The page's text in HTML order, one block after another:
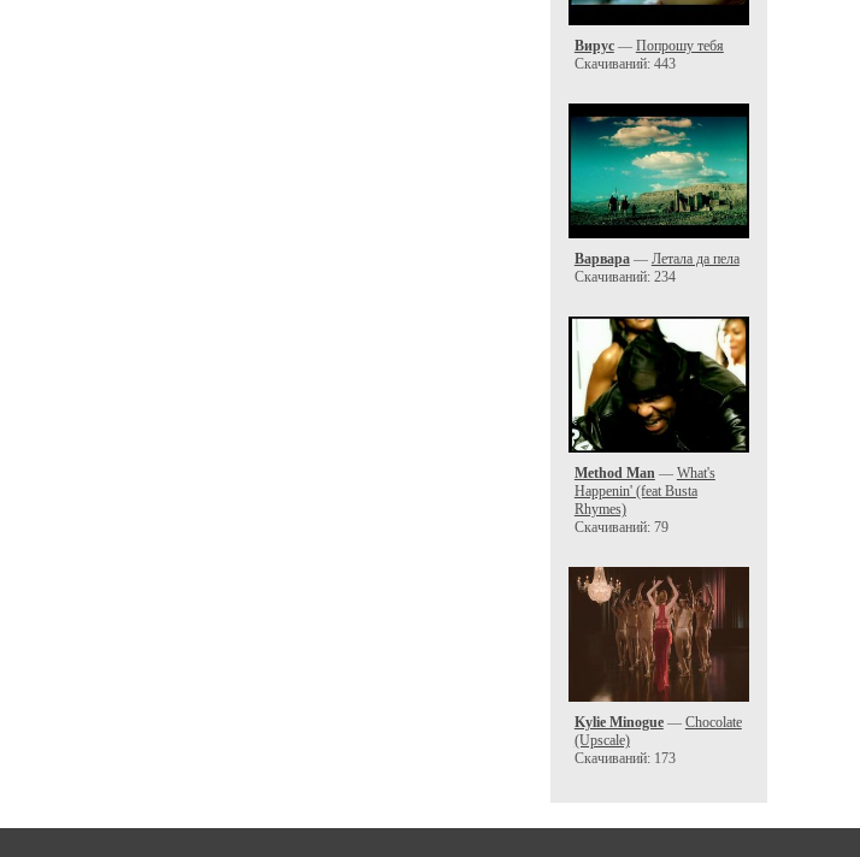
Вирус— Попрошу тебя
Скачиваний: 443
Варвара— Летала да пела
Скачиваний: 234
Method Man — What's
Happenin' (feat Busta
Rhymes)
Скачиваний: 79
Kylie Minogue— Chocolate
(Upscale)
Скачиваний: 173